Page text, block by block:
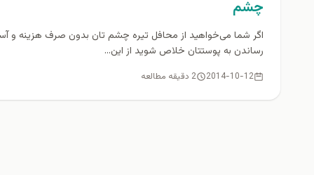
چشم
اگر شما می‌خواهید از محافل تیره چشم تان بدون صرف هزینه و
رساندن به پوستتان خلاص شوید از این...
2014-10-12 2 دقیقه مطالعه